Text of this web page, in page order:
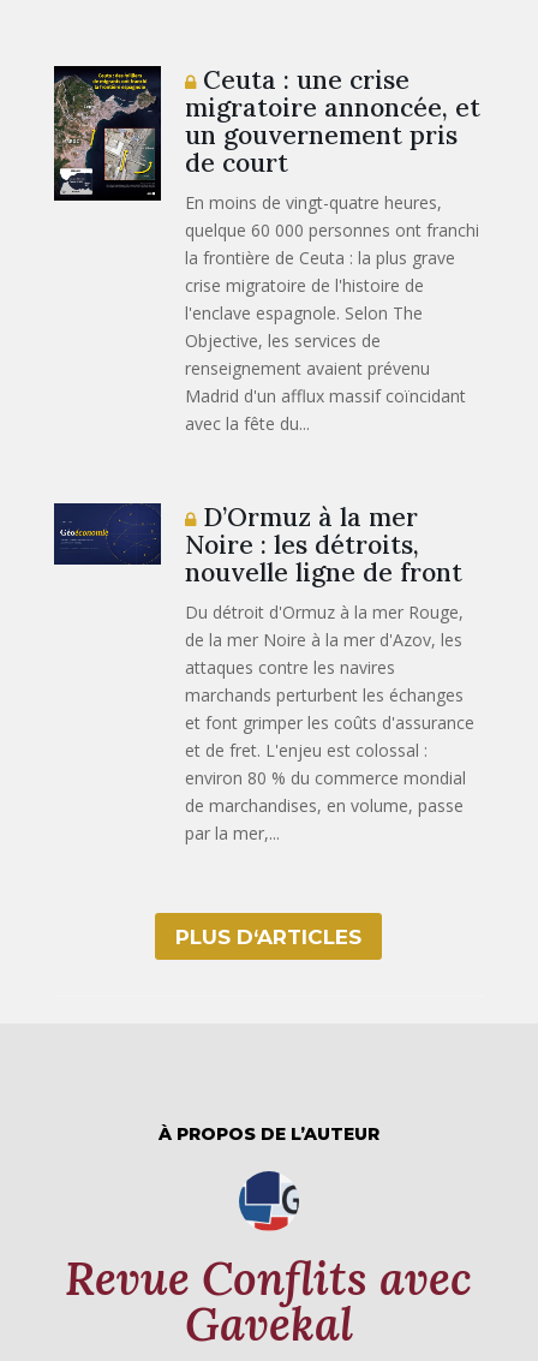
Ceuta : une crise
migratoire annoncée, et
un gouvernement pris
de court
En moins de vingt-quatre heures,
quelque 60 000 personnes ont franchi
la frontière de Ceuta : la plus grave
crise migratoire de l'histoire de
l'enclave espagnole. Selon The
Objective, les services de
renseignement avaient prévenu
Madrid d'un afflux massif coïncidant
avec la fête du...
D’Ormuz à la mer
Noire : les détroits,
nouvelle ligne de front
Du détroit d'Ormuz à la mer Rouge,
de la mer Noire à la mer d'Azov, les
attaques contre les navires
marchands perturbent les échanges
et font grimper les coûts d'assurance
et de fret. L'enjeu est colossal :
environ 80 % du commerce mondial
de marchandises, en volume, passe
par la mer,...
PLUS D‘ARTICLES
À PROPOS DE L’AUTEUR
Revue Conflits avec
Gavekal